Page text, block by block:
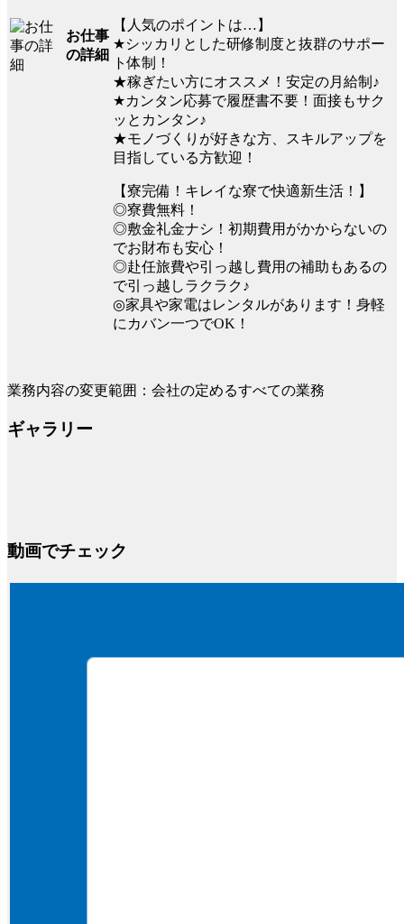
お仕事
の詳細
【人気のポイントは…】
★シッカリとした研修制度と抜群のサポー
ト体制！
★稼ぎたい方にオススメ！安定の月給制♪
★カンタン応募で履歴書不要！面接もサク
ッとカンタン♪
★モノづくりが好きな方、スキルアップを
目指している方歓迎！
【寮完備！キレイな寮で快適新生活！】
◎寮費無料！
◎敷金礼金ナシ！初期費用がかからないの
でお財布も安心！
◎赴任旅費や引っ越し費用の補助もあるの
で引っ越しラクラク♪
◎家具や家電はレンタルがあります！身軽
にカバン一つでOK！
業務内容の変更範囲：会社の定めるすべての業務
ギャラリー
動画でチェック